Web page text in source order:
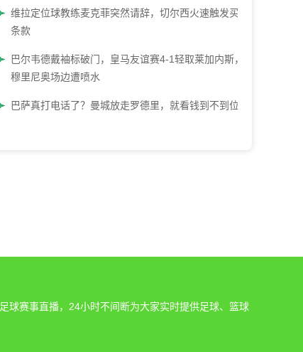
维拉定位球教练麦克菲突然请辞，切尔西火速触发买断
条款
巴尔韦德戴袖标破门，皇马友谊赛4-1轻取莱加内斯，
穆里尼奥场边遭喷水
巴萨真打电话了？曼城放走罗德里，就看钱到不到位
球赛事直播，24小时不间断为大家实时提供足球、篮球